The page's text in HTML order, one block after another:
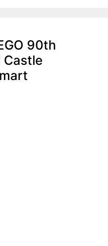
90th
Castle